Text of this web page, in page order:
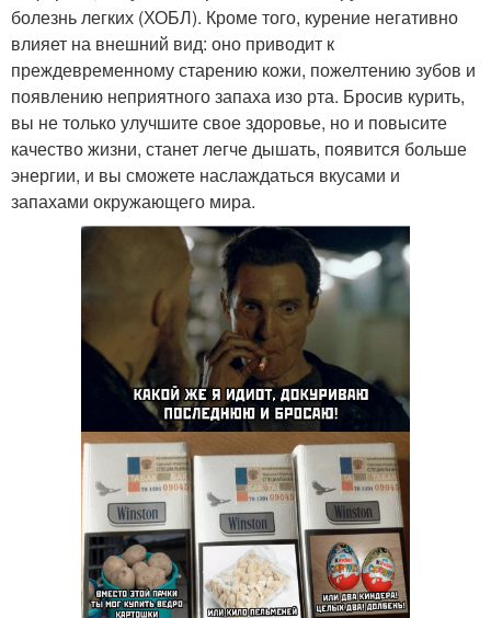
болезнь легких (ХОБЛ). Кроме того, курение негативно
влияет на внешний вид: оно приводит к
преждевременному старению кожи, пожелтению зубов и
появлению неприятного запаха изо рта. Бросив курить,
вы не только улучшите свое здоровье, но и повысите
качество жизни, станет легче дышать, появится больше
энергии, и вы сможете наслаждаться вкусами и
запахами окружающего мира.